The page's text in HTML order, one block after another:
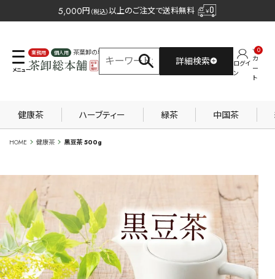
5,000円 （税込）以上のご注文で送料無料
業務用 個人用
茶葉卸の専門サイト
詳細検索
ログイ
ン
カ
ー
ト
0
健康茶 ハーブティー 緑茶 中国茶
HOME 健康茶 黒豆茶 500g